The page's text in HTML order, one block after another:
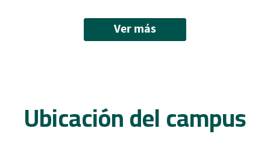
Ver más
Ubicación del campus